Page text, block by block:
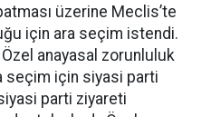
üzerine Meclis’te
için ara seçim istendi.
anayasal zorunluluk
seçim için siyasi parti
parti ziyareti